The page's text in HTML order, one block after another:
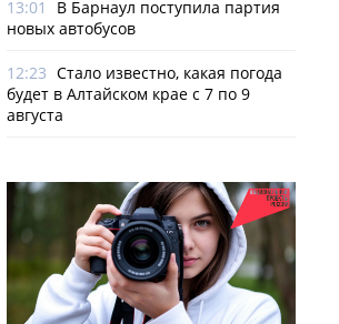
13:01
В Барнаул поступила партия
новых автобусов
12:23 Стало известно, какая погода
будет в Алтайском крае с 7 по 9
августа